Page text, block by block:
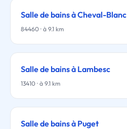
Salle de bains à Cheval-Blanc
84460 · à 9.1 km
Salle de bains à Lambesc
13410 · à 9.1 km
Salle de bains à Puget